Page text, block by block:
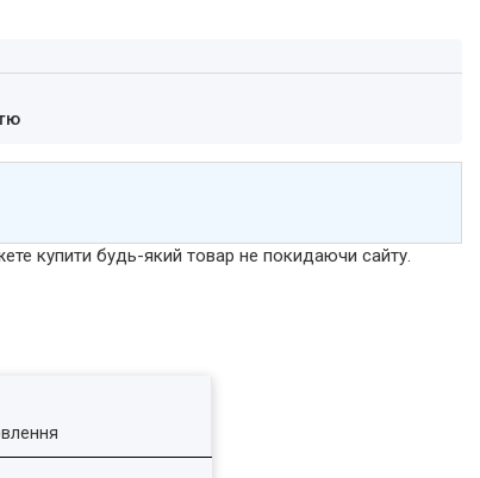
купити будь-який товар не покидаючи сайту.